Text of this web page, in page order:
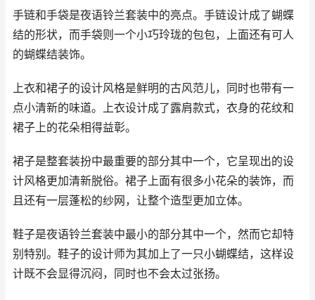
手链和手袋是夜语铃兰套装中的亮点。手链设计成了蝴蝶
结的形状，而手袋则一个小巧玲珑的包包，上面还有可人
的蝴蝶结装饰。
上衣和裙子的设计风格是鲜明的古风范儿，同时也带有一
点小清新的味道。上衣设计成了露肩款式，衣身的花纹和
裙子上的花朵相得益彰。
裙子是整套装扮中最重要的部分其中一个，它呈现出的设
计风格更加清新脱俗。裙子上面有很多小花朵的装饰，而
且还有一层蓬松的纱网，让整个造型更加立体。
鞋子是夜语铃兰套装中最小的部分其中一个，然而它却特
别特别。鞋子的设计师为其加上了一只小蝴蝶结，这样设
计既不会显得沉闷，同时也不会太过张扬。